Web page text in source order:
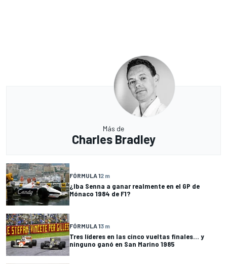
Más de
Charles Bradley
FÓRMULA 12 m
¿Iba Senna a ganar realmente en el GP de
Mónaco 1984 de F1?
FÓRMULA 13 m
Tres líderes en las cinco vueltas finales... y
ninguno ganó en San Marino 1985